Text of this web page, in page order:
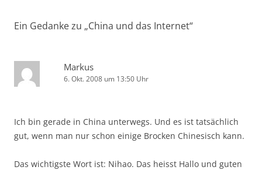
Ein Gedanke zu „China und das Internet“
Markus
6. Okt. 2008 um 13:50 Uhr
Ich bin gerade in China unterwegs. Und es ist tatsächlich
gut, wenn man nur schon einige Brocken Chinesisch kann.
Das wichtigste Wort ist: Nihao. Das heisst Hallo und guten